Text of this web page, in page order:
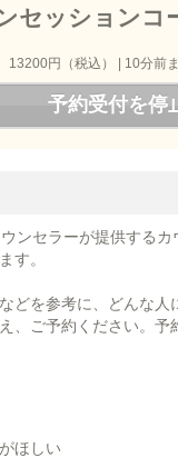
セッションコ
13200円（税込） | 10分前
予約受付を停
ンセラーが提供する
す。
どを参考に、どんな
、ご予約ください。
ほしい